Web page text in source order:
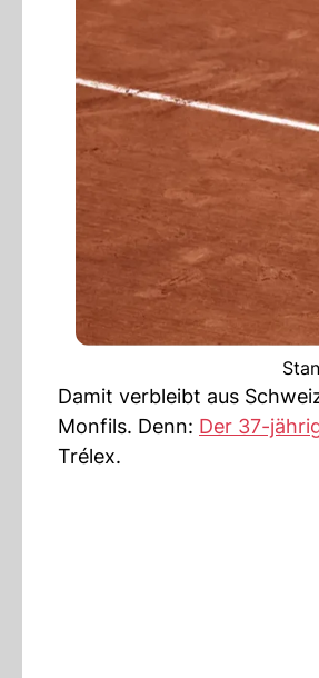
Damit verbleibt aus
Monfils. Denn: Der 37-
Trélex.